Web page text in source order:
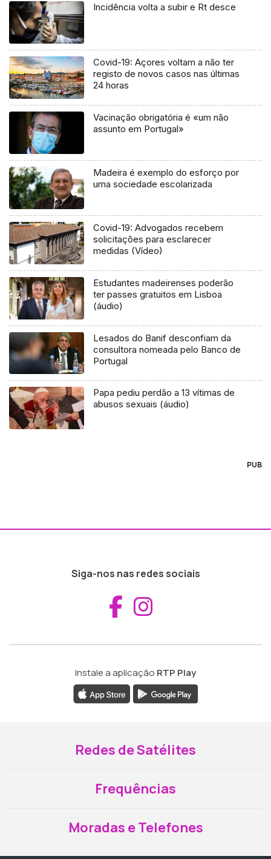
Incidência volta a subir e Rt desce
Covid-19: Açores voltam a não ter
registo de novos casos nas últimas
24 horas
Vacinação obrigatória é «um não
assunto em Portugal»
Madeira é exemplo do esforço por
uma sociedade escolarizada
Covid-19: Advogados recebem
solicitações para esclarecer
medidas (Vídeo)
Estudantes madeirenses poderão
ter passes gratuitos em Lisboa
(áudio)
Lesados do Banif desconfiam da
consultora nomeada pelo Banco de
Portugal
Papa pediu perdão a 13 vítimas de
abusos sexuais (áudio)
PUB
Siga-nos nas redes sociais
Aceder ao
Instale a aplicação RTP Play
Redes de Satélites
Frequências
Moradas e Telefones